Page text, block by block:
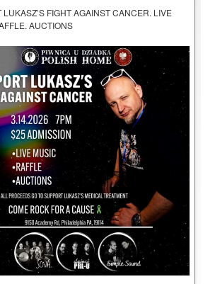
LUKASZ’S FIGHT AGAINST CANCER. LIVE
AUCTIONS